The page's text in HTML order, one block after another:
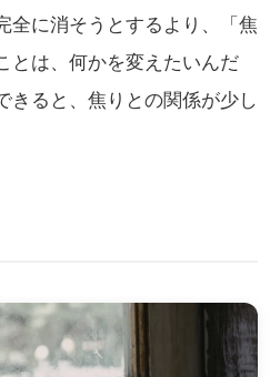
全に消そうとするより、「焦
とは、何かを変えたいんだ
きると、焦りとの関係が少し